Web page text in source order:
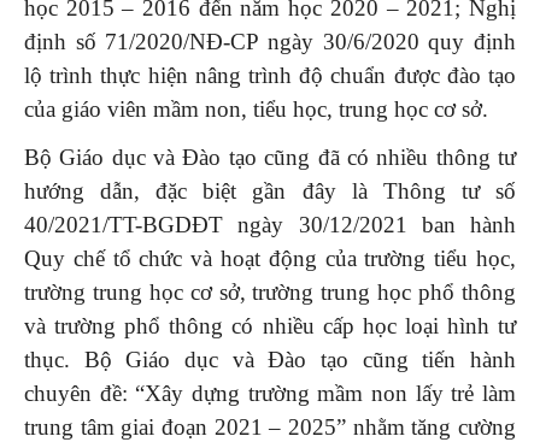
học 2015 – 2016 đến năm học 2020 – 2021; Nghị
định số 71/2020/NĐ-CP ngày 30/6/2020 quy định
lộ trình thực hiện nâng trình độ chuẩn được đào tạo
của giáo viên mầm non, tiểu học, trung học cơ sở.
Bộ Giáo dục và Đào tạo cũng đã có nhiều thông tư
hướng dẫn, đặc biệt gần đây là Thông tư số
40/2021/TT-BGDĐT ngày 30/12/2021 ban hành
Quy chế tổ chức và hoạt động của trường tiểu học,
trường trung học cơ sở, trường trung học phổ thông
và trường phổ thông có nhiều cấp học loại hình tư
thục. Bộ Giáo dục và Đào tạo cũng tiến hành
chuyên đề: “Xây dựng trường mầm non lấy trẻ làm
trung tâm giai đoạn 2021 – 2025” nhằm tăng cường